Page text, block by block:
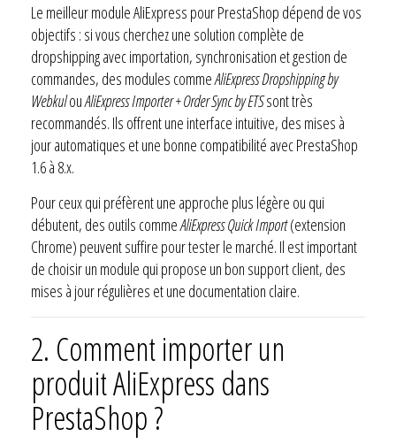
Le meilleur module AliExpress pour PrestaShop dépend de vos
objectifs : si vous cherchez une solution complète de
dropshipping avec importation, synchronisation et gestion de
commandes, des modules commeAliExpress Dropshipping by
WebkulouAliExpress Importer + Order Sync by ETSsont très
recommandés. Ils offrent une interface intuitive, des mises à
jour automatiques et une bonne compatibilité avec PrestaShop
1.6 à 8.x.
Pour ceux qui préfèrent une approche plus légère ou qui
débutent, des outils commeAliExpress Quick Import(extension
Chrome) peuvent suffire pour tester le marché. Il est important
de choisir un module qui propose un bon support client, des
mises à jour régulières et une documentation claire.
2. Comment importer un
produit AliExpress dans
PrestaShop ?